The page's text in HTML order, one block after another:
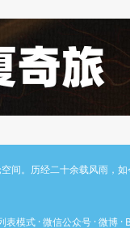
。历经二十余载风雨，如
表模式 ·微信公众号 ·微博 ·